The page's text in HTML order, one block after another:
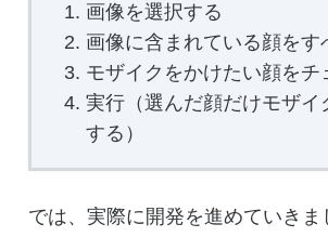
画像を選択する
画像に含まれている顔をす
モザイクをかけたい顔をチ
実行（選んだ顔だけモザイ
する）
では、実際に開発を進めていきま